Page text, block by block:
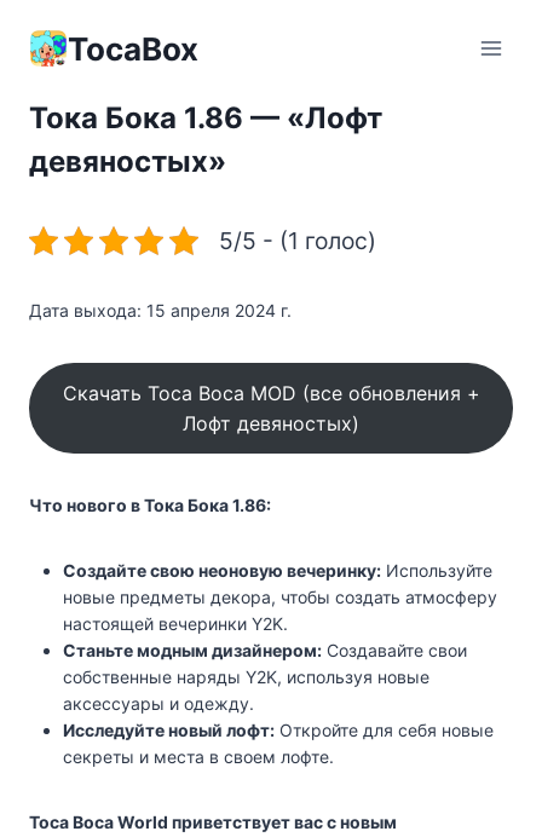
содержимомуTocaBox
Тока Бока 1.86 — «Лофт
девяностых»
5/5 - (1 голос)
Дата выхода: 15 апреля 2024 г.
Скачать Toca Boca MOD (все обновления +
Лофт девяностых)
Что нового в Тока Бока 1.86:
Создайте свою неоновую вечеринку: Используйте
новые предметы декора, чтобы создать атмосферу
настоящей вечеринки Y2K.
Станьте модным дизайнером: Создавайте свои
собственные наряды Y2K, используя новые
аксессуары и одежду.
Исследуйте новый лофт: Откройте для себя новые
секреты и места в своем лофте.
Toca Boca World приветствует вас с новым